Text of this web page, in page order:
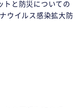
トと防災についての
ウイルス感染拡大防